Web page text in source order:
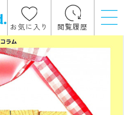
お気に入り 閲覧履歴